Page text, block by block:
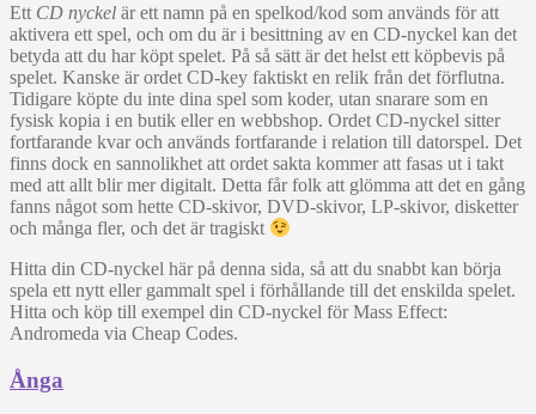
Ett CD nyckel är ett namn på en spelkod/kod som används för att
aktivera ett spel, och om du är i besittning av en CD-nyckel kan det
betyda att du har köpt spelet. På så sätt är det helst ett köpbevis på
spelet. Kanske är ordet CD-key faktiskt en relik från det förflutna.
Tidigare köpte du inte dina spel som koder, utan snarare som en
fysisk kopia i en butik eller en webbshop. Ordet CD-nyckel sitter
fortfarande kvar och används fortfarande i relation till datorspel. Det
finns dock en sannolikhet att ordet sakta kommer att fasas ut i takt
med att allt blir mer digitalt. Detta får folk att glömma att det en gång
fanns något som hette CD-skivor, DVD-skivor, LP-skivor, disketter
och många fler, och det är tragiskt
Hitta din CD-nyckel här på denna sida, så att du snabbt kan börja
spela ett nytt eller gammalt spel i förhållande till det enskilda spelet.
Hitta och köp till exempel din CD-nyckel för Mass Effect:
Andromeda via Cheap Codes.
Ånga